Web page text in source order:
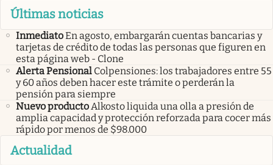
Últimas noticias
InmediatoEn agosto, embargarán cuentas bancarias y
tarjetas de crédito de todas las personas que figuren en
esta página web - Clone
Alerta Pensional Colpensiones: los trabajadores entre 55
y 60 años deben hacer este trámite o perderán la
pensión para siempre
Nuevo producto Alkosto liquida una olla a presión de
amplia capacidad y protección reforzada para cocer más
rápido por menos de $98.000
Actualidad